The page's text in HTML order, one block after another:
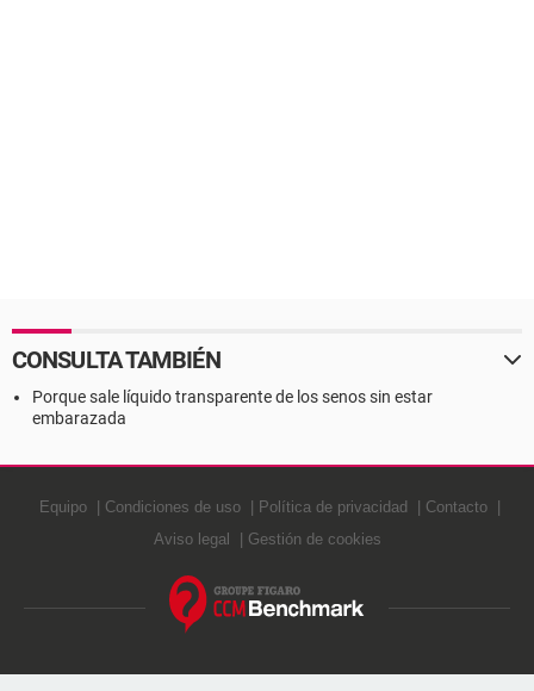
CONSULTA TAMBIÉN
Porque sale líquido transparente de los senos sin estar
embarazada
Equipo Condiciones de uso Política de privacidad
Contacto
Aviso legal
Gestión de cookies